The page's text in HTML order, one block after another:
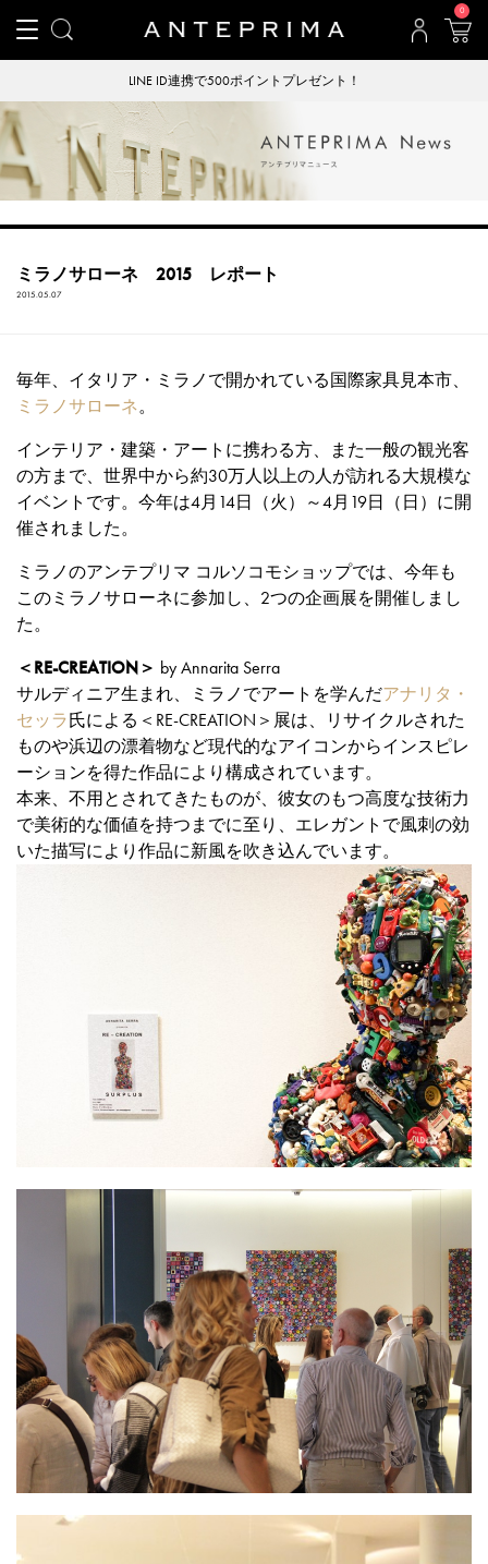
0
LINE ID連携で500ポイントプレゼント！
ミラノサローネ 2015 レポート
2015.05.07
毎年、イタリア・ミラノで開かれている国際家具見本市、
ミラノサローネ。
インテリア・建築・アートに携わる方、また一般の観光客
の方まで、世界中から約30万人以上の人が訪れる大規模な
イベントです。今年は4月14日（火）～4月19日（日）に開
催されました。
ミラノのアンテプリマ コルソコモショップでは、今年も
このミラノサローネに参加し、2つの企画展を開催しまし
た。
＜RE-CREATION＞ by Annarita Serra
サルディニア生まれ、ミラノでアートを学んだアナリタ・
セッラ氏による＜RE-CREATION＞展は、リサイクルされた
ものや浜辺の漂着物など現代的なアイコンからインスピレ
ーションを得た作品により構成されています。
本来、不用とされてきたものが、彼女のもつ高度な技術力
で美術的な価値を持つまでに至り、エレガントで風刺の効
いた描写により作品に新風を吹き込んでいます。